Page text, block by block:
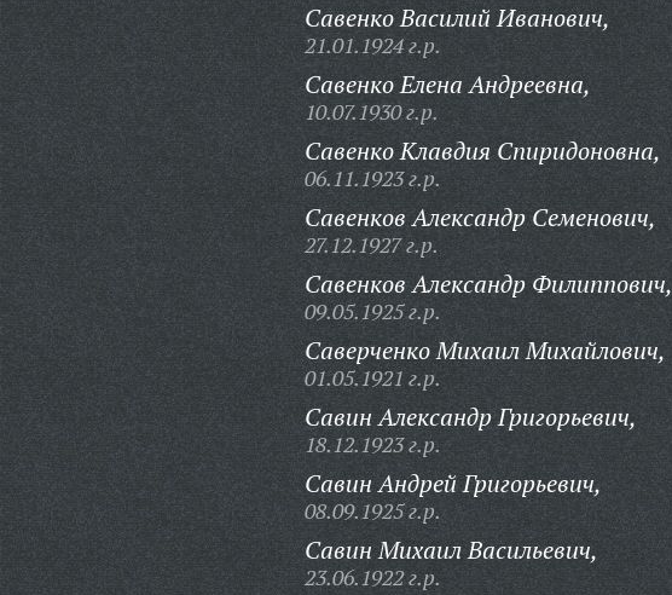
Савенко Василий Иванович,
21.01.1924 г.р.
Савенко Елена Андреевна,
10.07.1930 г.р.
Савенко Клавдия Спиридоновна,
06.11.1923 г.р.
Савенков Александр Семенович,
27.12.1927 г.р.
Савенков Александр Филиппович,
09.05.1925 г.р.
Саверченко Михаил Михайлович,
01.05.1921 г.р.
Савин Александр Григорьевич,
18.12.1923 г.р.
Савин Андрей Григорьевич,
08.09.1925 г.р.
Савин Михаил Васильевич,
23.06.1922 г.р.